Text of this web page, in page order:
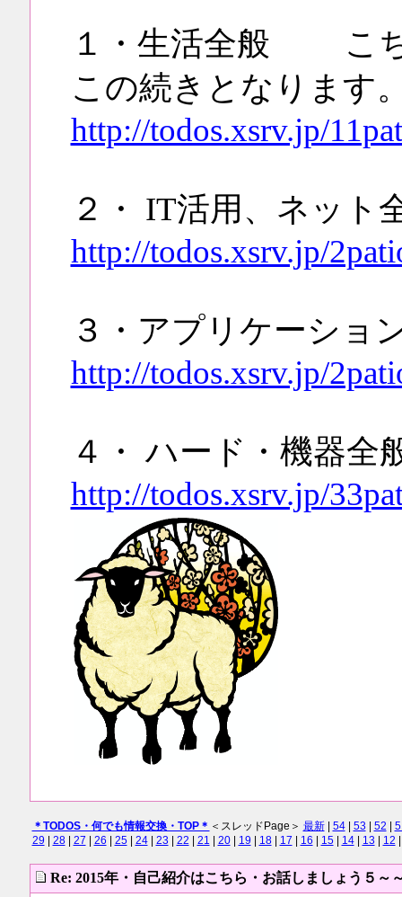
１・生活全般 こ
この続きとなります
http://todos.xsrv.jp/
２・ IT活用、ネット
http://todos.xsrv.jp/
３・アプリケーショ
http://todos.xsrv.jp/
４・ ハード・機器全
http://todos.xsrv.jp/
＊TODOS・何でも情報交換・TOP＊ ＜スレッドPage＞ 最新| 54| 53 52
29
28| 27 26 25| 24| 23 22 21 20| 19 18| 17 16 15| 14| 13 12
Re: 2015年・自己紹介はこちら・お話しましょう５～